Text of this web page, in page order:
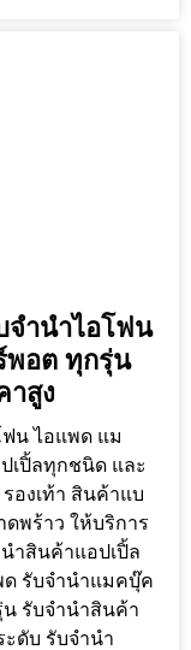
จำนำไอโฟน
พอต ทุกรุ่น
าสูง
น ไอแพด แม
เปิ้ลทุกชนิด และ
องเท้า สินค้าแบ
ดพร้าว ให้บริการ
ำสินค้าแอปเปิ้ล
รับจำนำแมคบุ๊ค
รับจำนำสินค้า
ะดับ รับจำนำ